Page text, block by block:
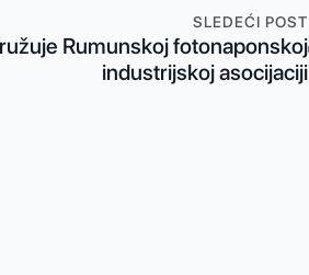
SLEDEĆI POST
Rumunskoj fotonaponskoj
industrijskoj asocijaciji